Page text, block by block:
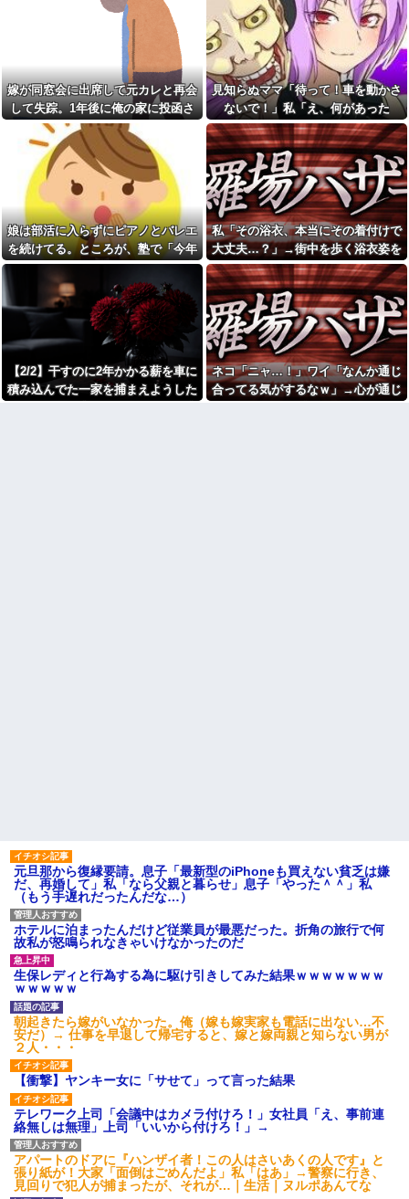
WWWWWWWWWWWWWWWW
【悲報】 婚約指輪が「たった
の0.3ct」で毎日泣いてる私がヤ
バすぎる理由がコレｗｗｗｗｗ
タイミング悪かった。猫を拾
ったのが年末でそのまま年を越
すことになった
今日から業務報告書の「庶
務」っていう大項目が急に廃止
されたんだけど意味不明すぎる
床屋さんごっこと言って母親
の髪を切った友達が笑顔で「は
い、次〇〇の番！」とハサミを
差し出してきた。
浮気相手との性行為時間→3時
wwwwwwwww
引越して一週間経った頃、隣
の奥さんから「掃除機の音がう
るさい」と苦情があった。静か
に暮らしていたはずなのに、原
因を探るとまさかの事実が…
赤信号で追突してきた加害女
性、降りてこず謝罪ポーズ
→「わざとじゃないのに保険使
触らないでよ！」キチママ『そ
こに金庫があったから、開けて
みようとしただけ☆』義兄「泥
は出てけ！二度と来るな！」結
果・・・
私「初めて飲む味だけどなん
のお茶？」彼「ちっ！」私「」
【GIF】JSのカンチョーワロ
タ
後続車にクラクションを鳴ら
され彼氏が逆切れ。「何クラク
ション鳴らしてんだ！降りてこ
いよ！」と怒鳴りだし...
【衝撃】報酬100万円超の治験
募集がこちらｗｗｗｗｗ(※画像
あり)
【ネット騒然】惨殺されたタ
ワマン頂き女子のこの動画、す
げえええええｗｗｗｗｗｗｗｗ
ｗｗｗ
【愕然】白のクラウン俺氏、
高速道路左車線を制限速度で走
った結果wwwwwwwwwwww
「子供を作らなきゃよかっ
た」思い通りの人生設計になら
ず妻へ暴言を吐く友人。離婚を
突きつけられ鬱になった友人に
かけた『最後の一言』←後味が
悪すぎて心が痛む
20年くらい前だけど当時お付
き合いがあった仲間が神社に赤
いものを身につけちゃいけない
と言ってた
【トー横キッズ】家庭環境や
毒親とのトラブルに悩む若者
「大人に相談しても具体的に何
もしてくれない」EXIT兼近「搾
取しようとする大人をどう除外
するか」
スープカレー流行期にジャガ
イモ煮崩れでドロドロの「大惨
事カレー」を錬成してしまった
私、怒る母「こんなのスープカ
レーじゃない！」→私「作り直
す？」→母「捨てるの禁止！」
という逃げ場ゼロで理不尽すぎ
た
俺｢そろそろ子供がほしい｣嫁
｢弟君の面倒が見れなくなるから
今は無理。まだ見ぬ我が子より
弟君の方が大事｣俺｢あんなクソ
ガキ可愛くない｣嫁｢やっぱりね｣
→マジギレしちゃった
嫁が同窓会に出席して元カレと再会
して失踪。1年後に俺の家に投函さ
れたものがこれ...
見知らぬママ「待って！車を動かさ
ないで！」私「え、何があった
の！？」→慌てて降りると園長先生
が激怒していて…
娘は部活に入らずにピアノとバレエ
を続けてる。ところが、塾で「今年
の合唱コン伴奏は諦めなさい」と言
われたらしく...
私「その浴衣、本当にその着付けで
大丈夫…？」→街中を歩く浴衣姿を
見て、違和感ばかりが気になってし
まい…
【2/2】干すのに2年かかる薪を車に
積み込んでた一家を捕まえようした
ネコ「ニャ…！」ワイ「なんか通じ
合ってる気がするなｗ」→心が通じ
元旦那から復縁要請。息子「最新型のiPhoneも買えない貧乏は嫌
だ、再婚して」私「なら父親と暮らせ」息子「やった＾＾」私
（もう手遅れだったんだな…）
ホテルに泊まったんだけど従業員が最悪だった。折角の旅行で何
故私が怒鳴られなきゃいけなかったのだ
生保レディと行為する為に駆け引きしてみた結果ｗｗｗｗｗｗｗ
ｗｗｗｗｗ
朝起きたら嫁がいなかった。俺（嫁も嫁実家も電話に出ない…不
安だ）→ 仕事を早退して帰宅すると、嫁と嫁両親と知らない男が
２人・・・
【衝撃】ヤンキー女に「サせて」って言った結果
テレワーク上司「会議中はカメラ付けろ！」女社員「え、事前連
絡無しは無理」上司「いいから付けろ！」→
アパートのドアに『ハンザイ者！この人はさいあくの人です』と
張り紙が！大家「面倒はごめんだよ」私「はあ」→警察に行き、
見回りで犯人が捕まったが、それが…｜生活｜ヌルポあんてな